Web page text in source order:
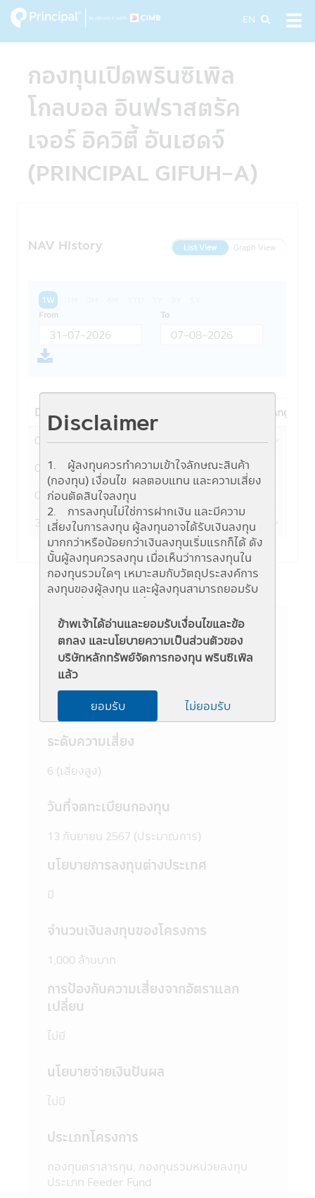
Disclaimer
1. ผู้ลงทุนควรทำความเข้าใจลักษณะสินค้า
(กองทุน) เงื่อนไข ผลตอบแทน และความเสี่ยง
ก่อนตัดสินใจลงทุน
2. การลงทุนไม่ใช่การฝากเงิน และมีความ
เสี่ยงในการลงทุน ผู้ลงทุนอาจได้รับเงินลงทุน
มากกว่าหรือน้อยกว่าเงินลงทุนเริ่มแรกก็ได้ ดัง
นั้นผู้ลงทุนควรลงทุน เมื่อเห็นว่าการลงทุนใน
กองทุนรวมใดๆ เหมาะสมกับวัตถุประสงค์การ
ลงทุนของผู้ลงทุน และผู้ลงทุนสามารถยอมรับ
รวมนั้นๆ ได้
3. ผู้สนใจลงทุนควรศึกษาข้อมูลในหนังสือชี้
ชวนให้เข้าใจก่อนซื้อหน่วยลงทุน และทำความ
เข้าใจเกี่ยวกับ "นโยบายการลงทุน" "ประเภท
หลักทรัพย์ที่จะลงทุน" "อัตราส่วนการลงทุน"
"ความเสี่ยงในการลงทุนของกองทุนรวม" และ
"คำเตือน/ข้อแนะนำ" และควรเก็บใว้เป็นข้อมูล
ข้อมูลเพิ่มเติมสามารถขอหนังสือชี้ชวนส่วน
บริษัทจัดการ หรือผู้สนับสนุนการขายที่ได้รับการ
4. บริษัทจัดการอาจลงทุนในหลักทรัพย์ หรือ
บริษัทจัดการลงทุนในหลักทรัพย์ หรือทรัพย์สิน
กรรมการ ก.ล.ต. กำหนด ทั้งนี้ผู้ที่สนใจจะลงทุน
จัดการในรายละเอียด สามารถขอดูข้อมูลได้ที่
ตั้งจากบริษัทจัดการทุกแห่ง และสำนักงานคณะ
5. ในบางกองทุนที่มีการลงทุนกระจุกตัวใน
ประเทศใดประเทศหนึ่ง ผู้ลงทุนควรศึกษาข้อมูล
ในหนังสือชี้ชวนให้เข้าใจก่อนตัดสินใจลงทุน
ได้รับชำระเงินค่าขายคืนหน่วยลงทุนภายในระยะ
ลงทุนได้ตามที่มีคำสั่งไว้ หรืออาจได้รับชำระเงิน
กำหนดไว้ในหนังสือชี้ชวน
สินทรัพย์สภาพคล่องได้ตามที่สำนักงานคณะ
กรรมการ ก.ล.ต. กำหนด ผู้ลงทุนอาจไม่สามารถ
ขายคืนหน่วยลงทุนได้ตามที่มีคำสั่งไว้
8. ผู้ลงทุนสามารถตรวจดูข้อมูลที่อาจมีผลต่อ
ข้าพเจ้าได้อ่านและยอมรับเงื่อนไขและข้อ
ตกลง และนโยบายความเป็นส่วนตัวของ
บริษัทหลักทรัพย์จัดการกองทุน พรินซิเพิล
แล้ว
ยอมรับ ไม่ยอมรับ
Skip
to
main
EN
กองทุนเปิดพรินซิเพิล
โกลบอล อินฟราสตรัค
เจอร์ อิควิตี้ อันเฮดจ์
(PRINCIPAL GIFUH-A)
NAV History List View Graph View
1W
From
To
Date
Fund change
05-08-2026
12.4521
-0.2196
04-08-2026
12.6717
0.0651
03-08-2026
31-07-2026
12.5489 -0.1572
Fund Details
ชื่อย่อ
PRINCIPAL GIFUH-A
ระดับความเสี่ยง
6 (เสี่ยงสูง)
วันที่จดทะเบียนกองทุน
13 กันยายน 2567 (ประมาณการ)
นโยบายการลงทุนต่างประเทศ
มี
จำนวนเงินลงทุนของโครงการ
1,000 ล้านบาท
การป้องกันความเสี่ยงจากอัตราแลก
เปลี่ยน
ไม่มี
นโยบายจ่ายเงินปันผล
ไม่มี
ประเภทโครงการ
กองทุนตราสารทุน, กองทุนรวมหน่วยลงทุน
ประเภท Feeder Fund